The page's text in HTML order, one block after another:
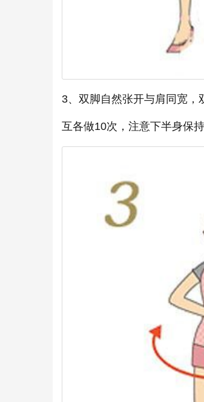
3、双脚自然张开与肩同宽
互各做10次，注意下半身保持